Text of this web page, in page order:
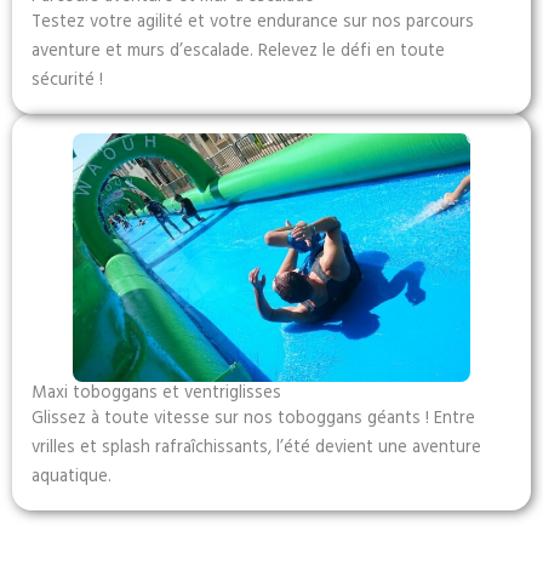
Testez votre agilité et votre endurance sur nos parcours
aventure et murs d’escalade. Relevez le défi en toute
sécurité !
Maxi toboggans et ventriglisses
Glissez à toute vitesse sur nos toboggans géants ! Entre
vrilles et splash rafraîchissants, l’été devient une aventure
aquatique.